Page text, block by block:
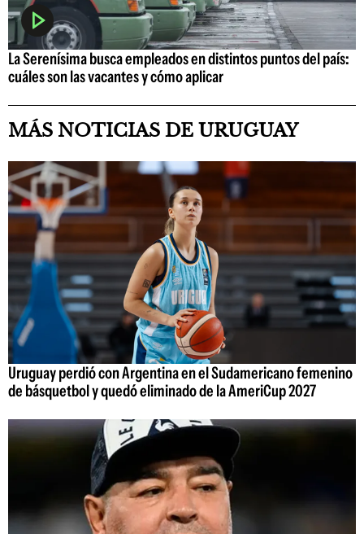
La Serenísima busca empleados en distintos puntos del país:
cuáles son las vacantes y cómo aplicar
MÁS NOTICIAS DE URUGUAY
Uruguay perdió con Argentina en el Sudamericano femenino
de básquetbol y quedó eliminado de la AmeriCup 2027